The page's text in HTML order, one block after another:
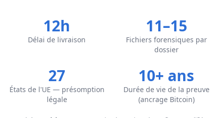
12h
Délai de livraison
11–15
Fichiers forensiques par
dossier
27
États de l'UE — présomption
légale
10+ ans
Durée de vie de la preuve
(ancrage Bitcoin)